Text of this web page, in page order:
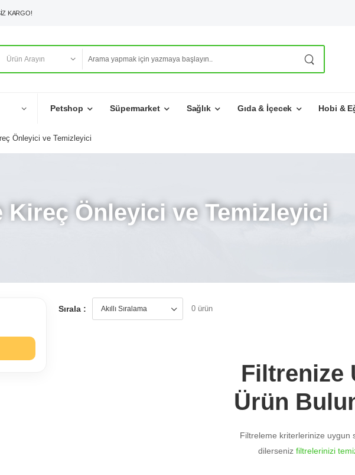
KARGO!
Petshop Süpermarket Sağlık Gıda & İçecek Hobi &
Önleyici ve Temizleyici
Kireç Önleyici ve Temizleyici
Sırala : 0 ürün
Filtrenize
Ürün
Filtreleme kriterlerinize uygun
dilerseniz filtrelerinizi